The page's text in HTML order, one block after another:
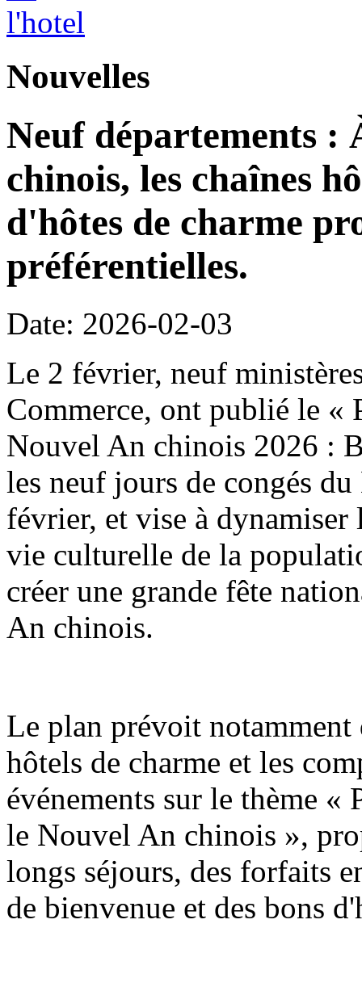
Nouvelles
Neuf départements :
chinois, les chaînes
d'hôtes de charme
préférentielles.
Date: 2026-02-03
Le 2 février, neuf
Commerce, ont publié le «
Nouvel An chinois 2026 :
les neuf jours de congés
février, et vise à dynamiser
vie culturelle de la
créer une grande fête
An chinois.
Le plan prévoit notamment
hôtels de charme et les
événements sur le thème
le Nouvel An chinois »,
longs séjours, des forfaits
de bienvenue et des bons